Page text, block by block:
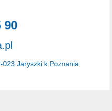
023 Jaryszki k.Poznania
90